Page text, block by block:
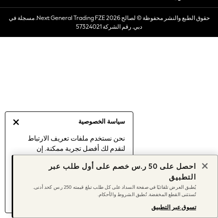
سياسة الخصوصية
نحن نستخدم ملفات تعريف الارتباط
لنقدم لك أفضل تجربة ممكنة. إن
موافقتك على استخدامنا لملفات تعريف
اكتشف المزيد عن إدارة إعدادات ملفات
تعريف الارتباط (الكوكيز).
Dresses
Occasionwear
Sets & Outfits
Sun Hats & Caps
Women's Holiday Shop
Women's Travel Styles
Dresses
Occasionwear
Linen Collection
Tops & T-Shirts
حقوق الطبع والنشر محفوظة © لصالح 2026 Next General Trading FZE. مسجلة في
دبي. رقم الشركة 57324021
احصل على 50 ر.س خصم على أول طلب عبر
التطبيق
يُطبق العرض تلقائيًا في صفحة السداد على كل طلب تبلغ قيمته 250 ر.س كحد أدنى.
تُستثنى القطع المخفضة. تُطبق الشروط والأحكام.
تسوق عبر التطبيق